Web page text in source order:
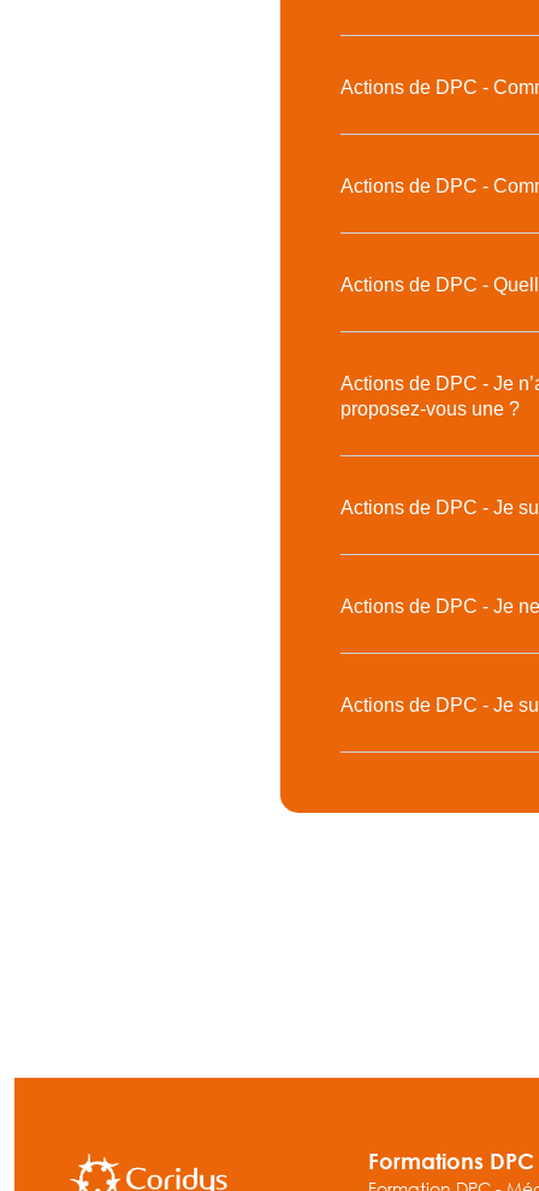
Actions de DPC -
Actions de DPC -
Actions de DPC -
Actions de DPC - Je
proposez-vous une ?
Actions de DPC - Je
Actions de DPC - Je
Actions de DPC - Je
Formations DPC